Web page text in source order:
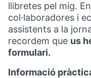
llibretes pel mig.
col·laboradores i
assistents a la
recordem que us
formulari.
Informació